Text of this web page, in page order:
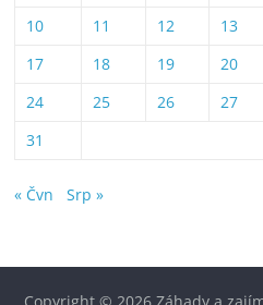
10
11 12 13
17
18 19 20
24
25 26 27
31
« Čvn Srp »